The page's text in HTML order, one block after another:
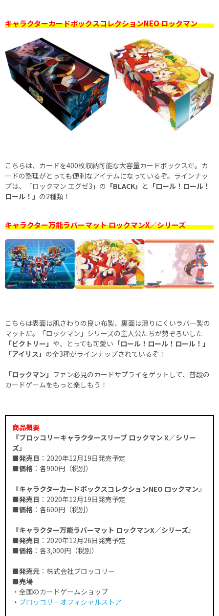
キャラクターカードボックスコレクションNEO ロックマン
こちらは、カードを400枚収納可能な大容量カードボックスだ。カ
ードの整理がとっても便利なアイテムになっているぞ。ラインナッ
プは、「ロックマン エグゼ3」の 「BLACK」 と 「ロール！ロール！
ロール！」 の2種類！
キャラクター万能ラバーマット ロックマンX／シリーズ
こちらは表面は肌さわりの良い布製、裏面は滑りにくいラバー製の
マットだ。「ロックマン」シリーズの主人公たちが勢ぞろいした
「ビクトリー」 や、とっても可愛い 「ロール！ロール！ロール！」
「アイリス」 の全3種がラインナップされているぞ！
「ロックマン」 ファン必見のカードサプライをゲットして、普段の
カードゲームをもっと楽しもう！
商品概要
『ブロッコリーキャラクタースリーブ ロックマン X／シリー
ズ』
■発売日 ：2020年12月19日発売予定
■価格 ：各900円（税別）
『キャラクターカードボックスコレクションNEO ロックマン』
■発売日 ：2020年12月19日発売予定
■価格 ：各600円（税別）
『キャラクター万能ラバーマット ロックマンX／シリーズ』
■発売日 ：2020年12月26日発売予定
■価格 ：各3,000円（税別）
■発売元 ：株式会社ブロッコリー
■売場
・全国のカードゲームショップ
・ ブロッコリーオフィシャルストア